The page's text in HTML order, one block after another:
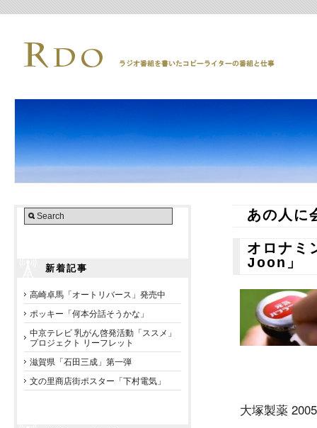
新着記事
高崎卓馬「オートリバース」発売中
ポッキー「何本分話そうかな」
中京テレビ 乳がん啓発活動「ススメ」
プロジェクト リーフレット
滋賀県「石田三成」第一弾
文の里商店街ポスター「下村電気」
あの人に
オロナ
Joon」
大塚製薬